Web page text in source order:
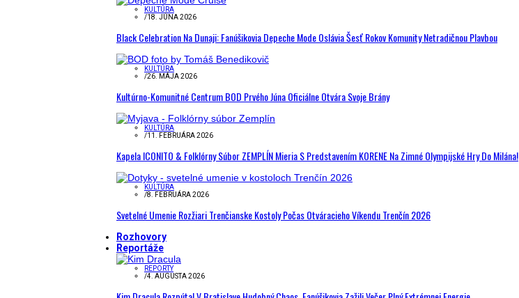
KULTÚRA
/18. JÚNA 2026
Black Celebration Na Dunaji: Fanúšikovia Depeche Mode Oslávia Šesť Rokov Komunity Netradičnou Plavbou
KULTÚRA
/26. MÁJA 2026
Kultúrno-Komunitné Centrum BOD Prvého Júna Oficiálne Otvára Svoje Brány
KULTÚRA
/11. FEBRUÁRA 2026
Kapela ICONITO & Folklórny Súbor ZEMPLÍN Mieria S Predstavením KORENE Na Zimné Olympijské Hry Do Milána!
KULTÚRA
/8. FEBRUÁRA 2026
Svetelné Umenie Rozžiari Trenčianske Kostoly Počas Otváracieho Víkendu Trenčín 2026
Rozhovory
Reportáže
REPORTY
/4. AUGUSTA 2026